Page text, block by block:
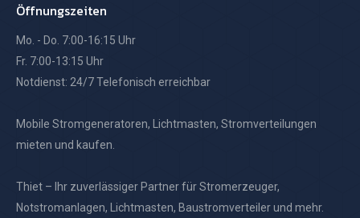
Öffnungszeiten
Mo. - Do. 7:00-16:15 Uhr
Fr. 7:00-13:15 Uhr
Notdienst: 24/7 Telefonisch erreichbar
Mobile Stromgeneratoren, Lichtmasten, Stromverteilungen
mieten und kaufen.
Thiet – Ihr zuverlässiger Partner für Stromerzeuger,
Notstromanlagen, Lichtmasten, Baustromverteiler und mehr.